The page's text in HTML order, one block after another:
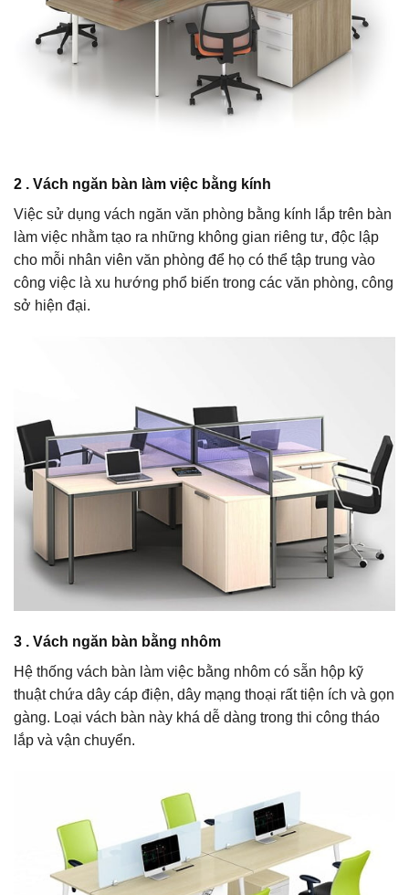
2 . Vách ngăn bàn làm việc bằng kính
Việc sử dụng vách ngăn văn phòng bằng kính lắp trên bàn
làm việc nhằm tạo ra những không gian riêng tư, độc lập
cho mỗi nhân viên văn phòng để họ có thể tập trung vào
công việc là xu hướng phổ biến trong các văn phòng, công
sở hiện đại.
3 . Vách ngăn bàn bằng nhôm
Hệ thống vách bàn làm việc bằng nhôm có sẵn hộp kỹ
thuật chứa dây cáp điện, dây mạng thoại rất tiện ích và gọn
gàng. Loại vách bàn này khá dễ dàng trong thi công tháo
lắp và vận chuyển.